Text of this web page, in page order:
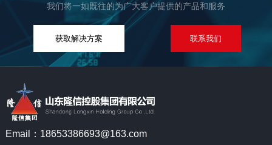
我们将一如既往的为广大客户提供的产品和服务
获取解决方案 联系我们
Email：18653386693@163.com